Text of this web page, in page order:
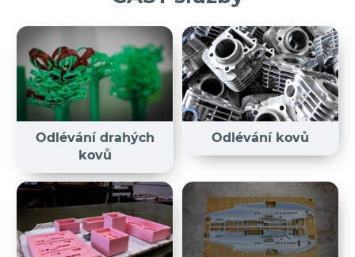
Odlévání drahých
kovů
Odlévání kovů